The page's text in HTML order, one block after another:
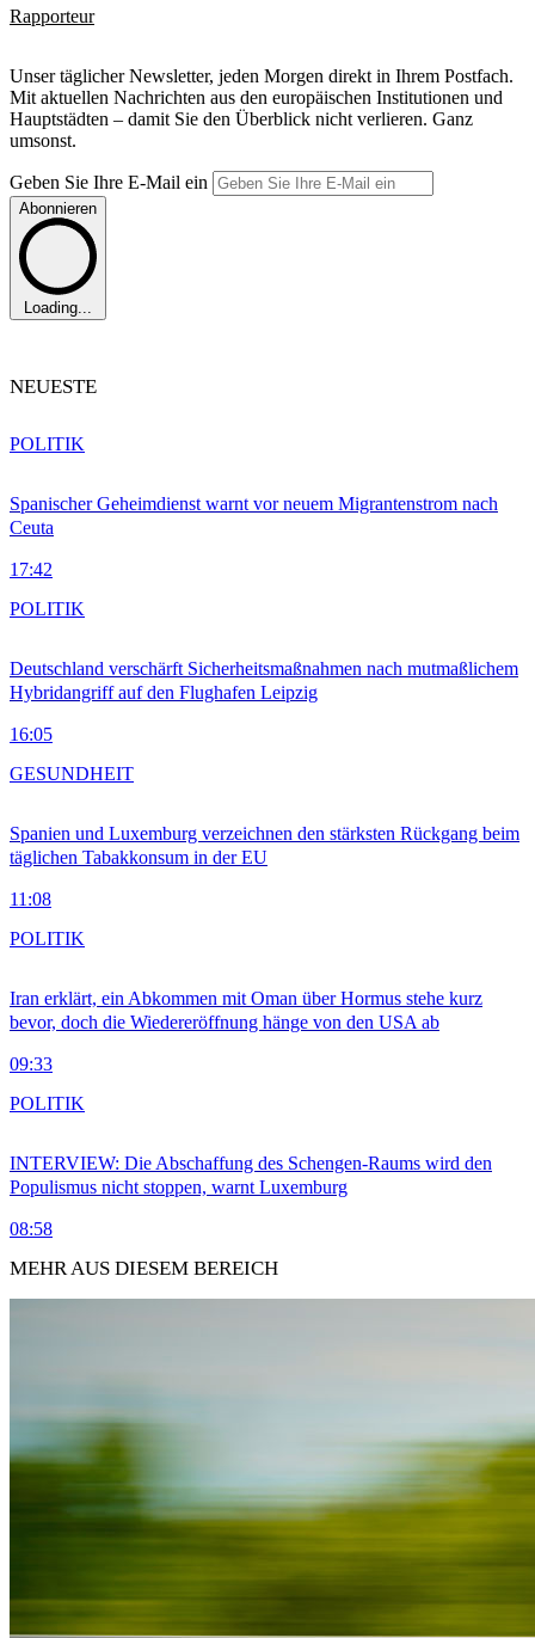
Rapporteur
Unser täglicher Newsletter, jeden Morgen direkt in Ihrem Postfach.
Mit aktuellen Nachrichten aus den europäischen Institutionen und
Hauptstädten – damit Sie den Überblick nicht verlieren. Ganz
umsonst.
Geben Sie Ihre E-Mail ein
Abonnieren
Loading...
NEUESTE
Spanischer Geheimdienst warnt vor neuem Migrantenstrom nach
Ceuta
17:42
POLITIK
Deutschland verschärft Sicherheitsmaßnahmen nach mutmaßlichem
Hybridangriff auf den Flughafen Leipzig
16:05
POLITIK
Spanien und Luxemburg verzeichnen den stärksten Rückgang beim
täglichen Tabakkonsum in der EU
11:08
GESUNDHEIT
Iran erklärt, ein Abkommen mit Oman über Hormus stehe kurz
bevor, doch die Wiedereröffnung hänge von den USA ab
09:33
POLITIK
INTERVIEW: Die Abschaffung des Schengen-Raums wird den
Populismus nicht stoppen, warnt Luxemburg
08:58
POLITIK
MEHR AUS DIESEM BEREICH